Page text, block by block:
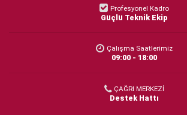
Profesyonel Kadro
Güçlü Teknik Ekip
Çalışma Saatlerimiz
09:00 - 18:00
ÇAĞRI MERKEZİ
Destek Hattı